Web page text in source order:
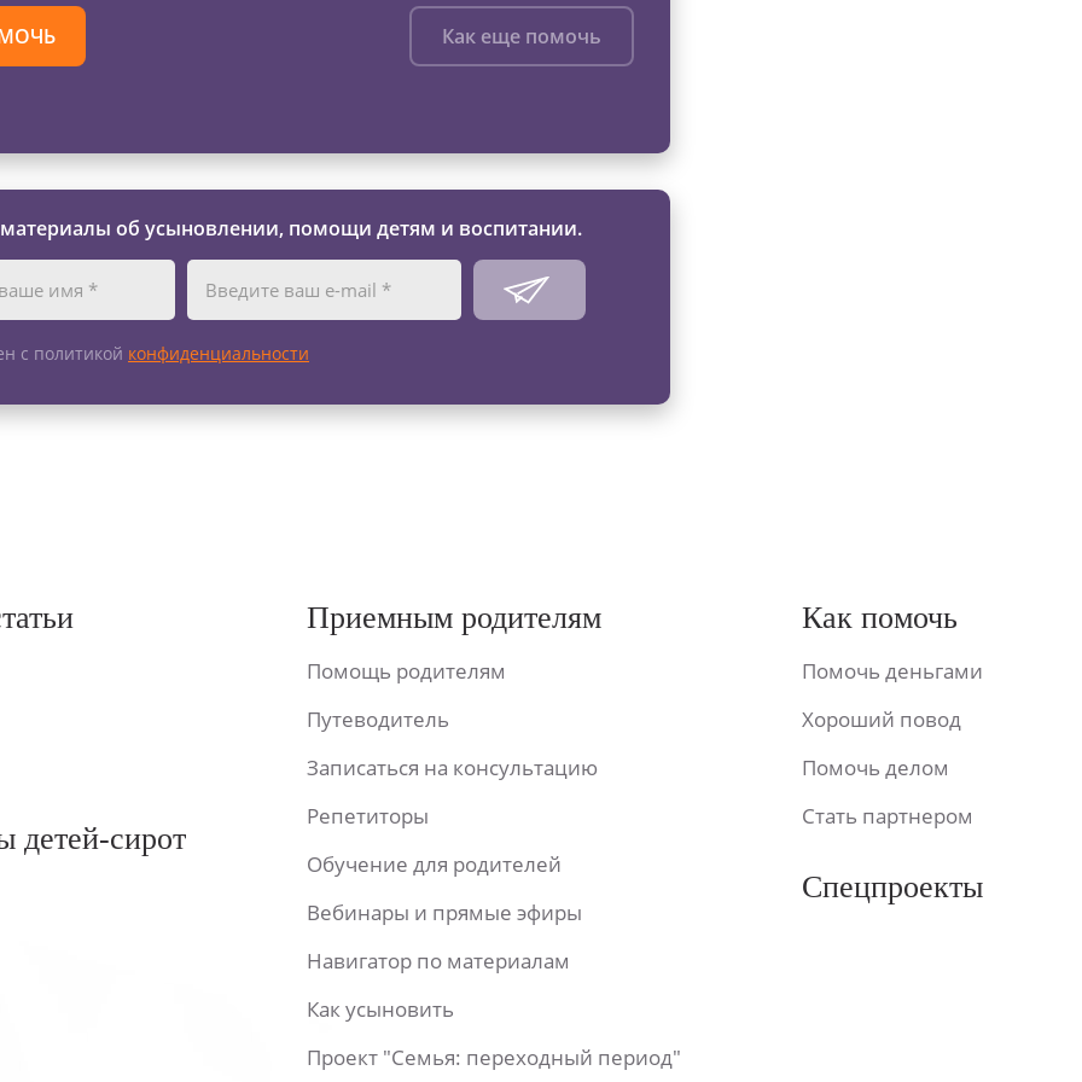
Как еще помочь
об усыновлении, помощи детям и воспитании.
с политикой конфиденциальности
детей-сирот
Приемным родителям
Помощь родителям
Путеводитель
Записаться на консультацию
Репетиторы
Обучение для родителей
Вебинары и прямые эфиры
Навигатор по материалам
Как усыновить
Проект "Семья: переходный период"
Как помочь
Помочь деньгами
Хороший повод
Помочь делом
Стать партнером
Спецпроекты